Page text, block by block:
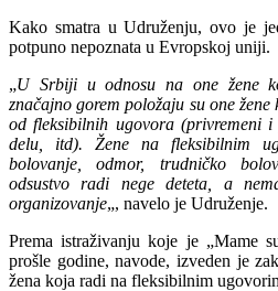
Kako smatra u Udruženju, ovo je
potpuno nepoznata u Evropskoj uniji.
„U Srbiji u odnosu na one žene
značajno gorem položaju su one žene
od fleksibilnih ugovora (privremeni
delu, itd). Žene na fleksibilnim
bolovanje, odmor, trudničko
odsustvo radi nege deteta, a
organizovanje„, navelo je Udruženje.
Prema istraživanju koje je „Mame
prošle godine, navode, izveden je
žena koja radi na fleksibilnim